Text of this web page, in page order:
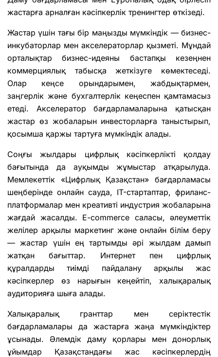
жастарға арналған кәсіпкерлік тренингтер өткізеді.
Жастар үшін тағы бір маңызды мүмкіндік — бизнес-
инкубаторлар мен акселераторлар қызметі. Мұндай
орталықтар бизнес-идеяны бастапқы кезеңнен
коммерциялық табысқа жеткізуге көмектеседі.
Олар кеңсе орындарымен, жабдықтармен,
заңгерлік және бухгалтерлік кеңеспен қамтамасыз
етеді. Акселератор бағдарламаларына қатысқан
жастар өз жобаларын инвесторларға таныстырып,
қосымша қаржы тартуға мүмкіндік алады.
Соңғы жылдары цифрлық кәсіпкерлікті қолдау
бағытында да ауқымды жұмыстар атқарылуда.
Мемлекеттік «Цифрлық Қазақстан» бағдарламасы
шеңберінде онлайн сауда, IT-стартаптар, фриланс-
платформалар мен креативті индустрия жобаларына
жағдай жасалды. E-commerce саласы, әлеуметтік
желілер арқылы маркетинг және онлайн білім беру
— жастар үшін ең тартымды әрі жылдам дамып
жатқан бағыттар. Интернет пен цифрлық
құралдарды тиімді пайдалану арқылы жас
кәсіпкерлер өз нарығын кеңейтіп, халықаралық
аудиторияға шыға алады.
Халықаралық гранттар мен серіктестік
бағдарламалары да жастарға жаңа мүмкіндіктер
ұсынады. Әлемдік даму қорлары мен донорлық
ұйымдар Қазақстандағы жас кәсіпкерлердің